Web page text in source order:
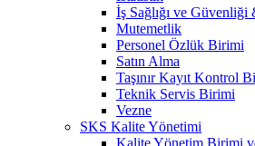
İş Sağlığı ve
Mutemetlik
Personel Özlük Birimi
Satın Alma
Taşınır Kayıt Kontrol
Teknik Servis Birimi
Vezne
SKS Kalite Yönetimi
Kalite Yönetim Birimi